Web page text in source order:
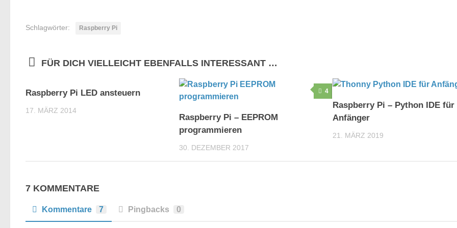
Schlagwörter: Raspberry Pi
FÜR DICH VIELLEICHT EBENFALLS INTERESSANT …
Raspberry Pi LED ansteuern
17. MÄRZ 2014
4
Raspberry Pi – EEPROM
programmieren
30. DEZEMBER 2017
Raspberry Pi – Python IDE für
Anfänger
21. MÄRZ 2019
7 KOMMENTARE
Kommentare 7 Pingbacks 0